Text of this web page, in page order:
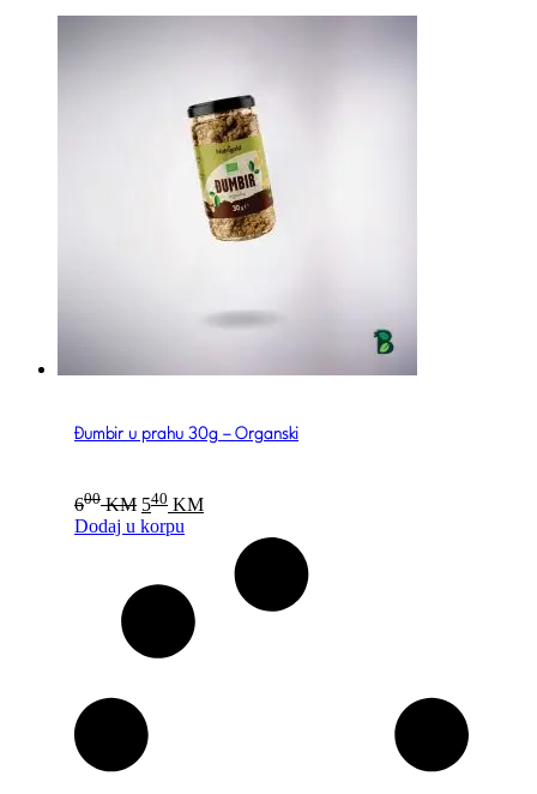
Đumbir u prahu 30g – Organski
600 KM Original
price
was:
540 KMCurrent
price
540 KM.
Dodaj u korpu